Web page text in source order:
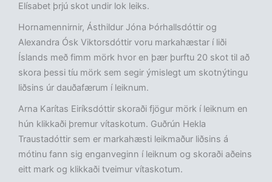
Elísabet þrjú skot undir lok leiks.
Hornamennirnir, Ásthildur Jóna Þórhallsdóttir og
Alexandra Ósk Viktorsdóttir voru markahæstar í liði
Íslands með fimm mörk hvor en þær þurftu 20 skot til að
skora þessi tíu mörk sem segir ýmislegt um skotnýtingu
liðsins úr dauðafærum í leiknum.
Arna Karítas Eiríksdóttir skoraði fjögur mörk í leiknum en
hún klikkaði þremur vítaskotum. Guðrún Hekla
Traustadóttir sem er markahæsti leikmaður liðsins á
mótinu fann sig enganveginn í leiknum og skoraði aðeins
eitt mark og klikkaði tveimur vítaskotum.